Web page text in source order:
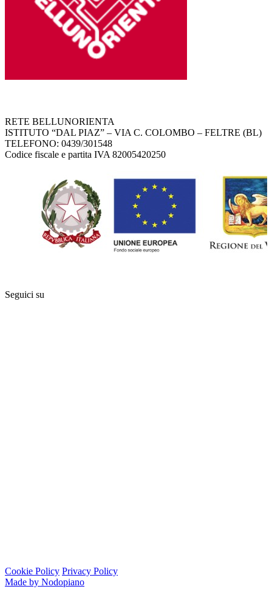
RETE BELLUNORIENTA
ISTITUTO “DAL PIAZ” – VIA C. COLOMBO – FELTRE (BL)
TELEFONO: 0439/301548
Codice fiscale e partita IVA 82005420250
Seguici su
Cookie Policy Privacy Policy
Made by Nodopiano